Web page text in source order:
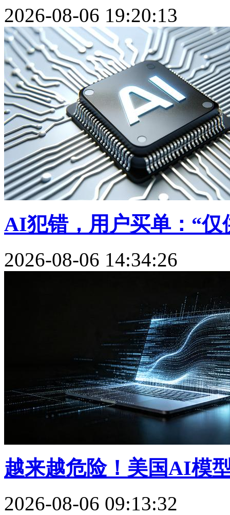
2026-08-06 19:20:13
AI犯错，用户买单：“仅
2026-08-06 14:34:26
越来越危险！美国AI模
2026-08-06 09:13:32